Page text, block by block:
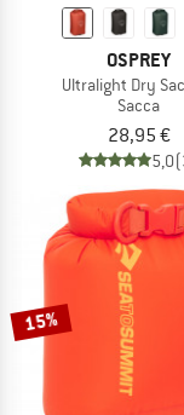
OSPREY
Ultralight Dry
Sacca
28,95 €
5,0
15%